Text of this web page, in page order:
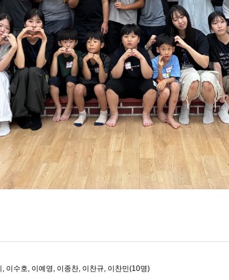
이수호, 이예영, 이종찬, 이찬규, 이찬민(10명)